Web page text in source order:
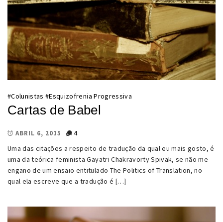
#Colunistas #Esquizofrenia Progressiva
Cartas de Babel
ABRIL 6, 2015
4
Uma das citações a respeito de tradução da qual eu mais gosto, é
uma da teórica feminista Gayatri Chakravorty Spivak, se não me
engano de um ensaio entitulado The Politics of Translation, no
qual ela escreve que a tradução é […]